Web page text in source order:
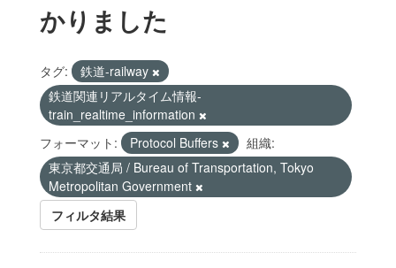
かりました
タグ:
鉄道-railway
鉄道関連リアルタイム情報-
train_realtime_information
フォーマット:
Protocol Buffers
組織:
東京都交通局 / Bureau of Transportation, Tokyo
Metropolitan Government
フィルタ結果